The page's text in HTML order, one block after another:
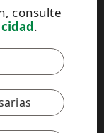
consulte
.
aplican